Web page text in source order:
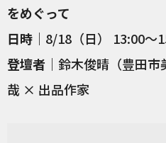
をめぐって
日時 ｜8/18（日） 13:00〜
登壇者 ｜鈴木俊晴（豊田
哉 × 出品作家